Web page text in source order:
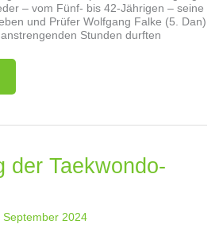
– vom Fünf- bis 42-Jährigen – seine
und Prüfer Wolfgang Falke (5. Dan)
Stunden durften
der Taekwondo-
September 2024